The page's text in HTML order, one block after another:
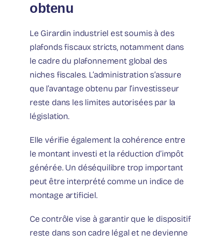
obtenu
Le Girardin industriel est soumis à des
plafonds fiscaux stricts, notamment dans
le cadre du plafonnement global des
niches fiscales. L’administration s’assure
que l’avantage obtenu par l’investisseur
reste dans les limites autorisées par la
législation.
Elle vérifie également la cohérence entre
le montant investi et la réduction d’impôt
générée. Un déséquilibre trop important
peut être interprété comme un indice de
montage artificiel.
Ce contrôle vise à garantir que le dispositif
reste dans son cadre légal et ne devienne